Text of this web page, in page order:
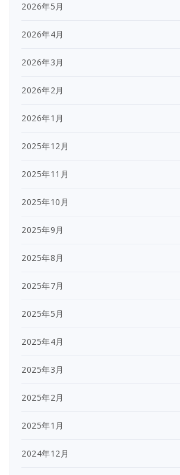
2026年5月
2026年4月
2026年3月
2026年2月
2026年1月
2025年12月
2025年11月
2025年10月
2025年9月
2025年8月
2025年7月
2025年5月
2025年4月
2025年3月
2025年2月
2025年1月
2024年12月